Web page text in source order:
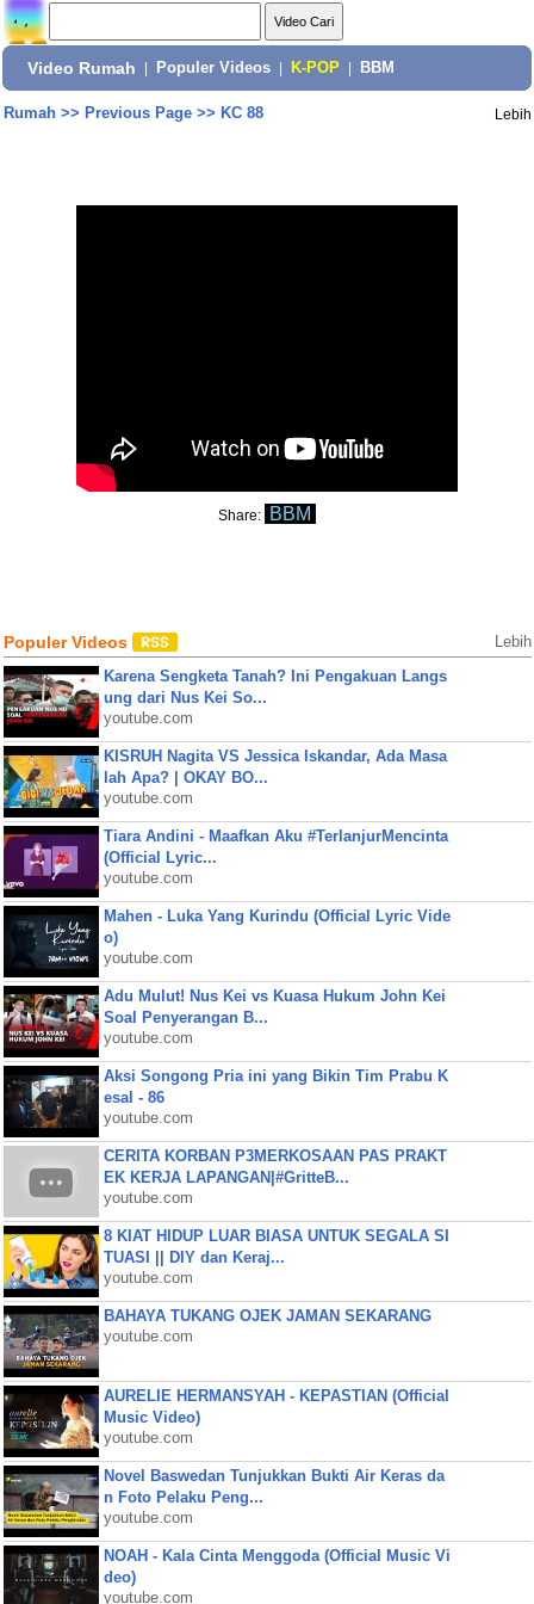
Video Rumah Populer Videos K-POP BBM
Rumah>> Previous Page>> KC 88 Lebih
Share: BBM
Populer Videos Lebih
Karena Sengketa Tanah? Ini Pengakuan Langs
ung dari Nus Kei So...
youtube.com
KISRUH Nagita VS Jessica Iskandar, Ada Masa
lah Apa? | OKAY BO...
youtube.com
Tiara Andini - Maafkan Aku #TerlanjurMencinta
(Official Lyric...
youtube.com
Mahen - Luka Yang Kurindu (Official Lyric Vide
o)
youtube.com
Adu Mulut! Nus Kei vs Kuasa Hukum John Kei
Soal Penyerangan B...
youtube.com
Aksi Songong Pria ini yang Bikin Tim Prabu K
esal - 86
youtube.com
CERITA KORBAN P3MERKOSAAN PAS PRAKT
EK KERJA LAPANGAN|#GritteB...
youtube.com
8 KIAT HIDUP LUAR BIASA UNTUK SEGALA SI
TUASI || DIY dan Keraj...
youtube.com
BAHAYA TUKANG OJEK JAMAN SEKARANG
youtube.com
AURELIE HERMANSYAH - KEPASTIAN (Official
Music Video)
youtube.com
Novel Baswedan Tunjukkan Bukti Air Keras da
n Foto Pelaku Peng...
youtube.com
NOAH - Kala Cinta Menggoda (Official Music Vi
deo)
youtube.com